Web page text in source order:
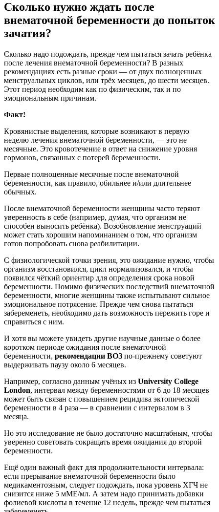
Сколько нужно ждать после
внематочной беременности до попыток
зачатия?
Сколько надо подождать, прежде чем пытаться зачать ребёнка
после лечения внематочной беременности? В разных
рекомендациях есть разные сроки — от двух полноценных
менструальных циклов, или трёх месяцев, до шести месяцев.
Этот период необходим как по физическим, так и по
эмоциональным причинам.
Факт!
Кровянистые выделения, которые возникают в первую
неделю лечения внематочной беременности, — это не
месячные. Это кровотечение в ответ на снижение уровня
гормонов, связанных с потерей беременности.
Первые полноценные месячные после внематочной
беременности, как правило, обильнее и/или длительнее
обычных.
После внематочной беременности женщины часто теряют
уверенность в себе (например, думая, что организм не
способен выносить ребёнка). Возобновление менструаций
может стать хорошим напоминанием о том, что организм
готов попробовать снова реабилитации.
С физиологической точки зрения, это ожидание нужно, чтобы
организм восстановился, цикл нормализовался, и чтобы
появился чёткий ориентир для определения срока новой
беременности. Помимо физических последствий внематочной
беременности, многие женщины также испытывают сильное
эмоциональное потрясение. Прежде чем снова пытаться
забеременеть, необходимо дать возможность пережить горе и
справиться с ним.
И хотя вы можете увидеть другие научные данные о более
коротком периоде ожидания после внематочной
беременности, рекомендации ВОЗ по-прежнему советуют
выдерживать паузу около 6 месяцев.
Например, согласно данным учёных из University College
London, интервал между беременностями от 6 до 18 месяцев
может быть связан с повышением рецидива эктопической
беременности в 4 раза — в сравнении с интервалом в 3
месяца.
Но это исследование не было достаточно масштабным, чтобы
уверенно советовать сокращать время ожидания до второй
беременности.
Ещё один важный факт для продолжительности интервала:
если прерывание внематочной беременности было
медикаментозным, следует подождать, пока уровень ХГЧ не
снизится ниже 5 мМЕ/мл. А затем надо принимать добавки
фолиевой кислоты в течение 12 недель, прежде чем пытаться